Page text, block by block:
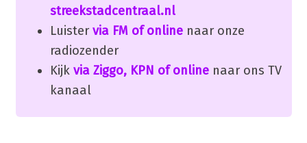
streekstadcentraal.nl
Luister via FM of onlinenaar onze
radiozender
Kijk via Ziggo, KPN of onlinenaar ons TV
kanaal